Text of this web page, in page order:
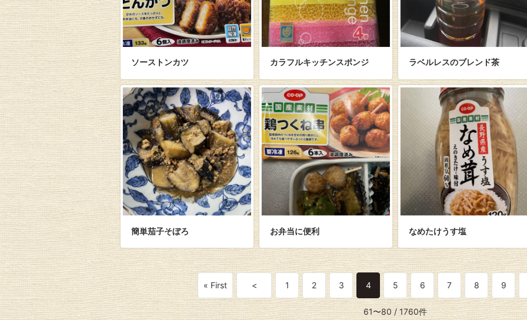
ソーストンカツ カラフルキッチンスポンジ ラベルレスのブレンド茶
簡単茄子そぼろ お弁当に便利 なめたけうす塩
« First < 1 2 3 4 5 6 7 8 9
61〜80/ 1760件